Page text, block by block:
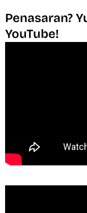
Penasaran?
YouTube!